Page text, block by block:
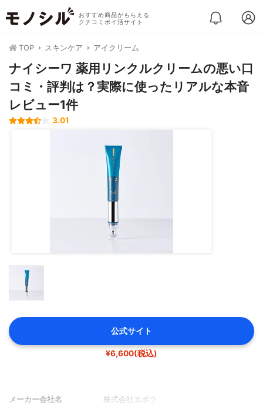
おすすめ商品がもらえる
クチコミポイ活サイト
TOP スキンケア アイクリーム
ナイシーワ 薬用リンクルクリームの悪い口
コミ・評判は？実際に使ったリアルな本音
レビュー1件
3.01
公式サイト
¥6,600(税込)
メーカー会社名 株式会社エポラ